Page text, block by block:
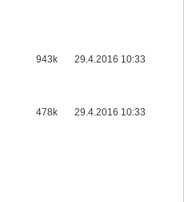
943k 29.4.2016 10:33
478k 29.4.2016 10:33